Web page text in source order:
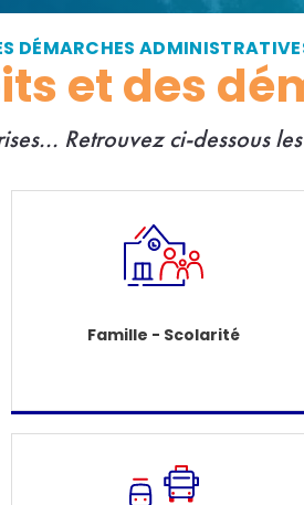
DÉMARCHES
et des
Retrouvez ci-dessous
Famille - Scolarité